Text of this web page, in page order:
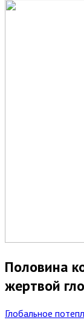
Половина
жертвой
Глобальное